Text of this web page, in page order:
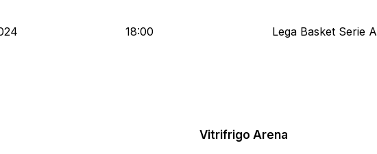
18:00 Lega Basket Serie A
Vitrifrigo Arena